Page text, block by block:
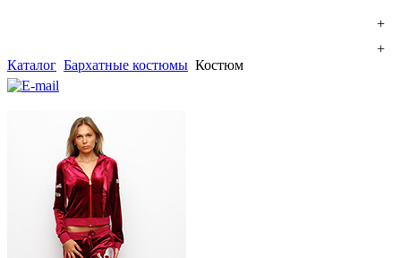
+
+
Каталог Бархатные костюмы Костюм